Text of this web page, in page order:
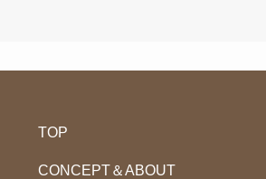
TOP
CONCEPT＆ABOUT